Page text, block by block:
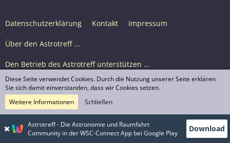
Datenschutzerklärung Kontakt Impressum
Über den Astrotreff ...
Den Betrieb des Astrotreff unterstützen ...
Nutzungsbedingungen
© Astrotreff 2001-2026, lizenziert unter CC BY-SA,
sofern für einzelne Inhalte nicht anders angegeben
Astrotreff - Die Astronomie und Raumfahrt
Community in der WSC-Connect App bei Google Play
Download
Diese Seite verwendet Cookies. Durch die Nutzung unserer Seite erklären
Sie sich damit einverstanden, dass wir Cookies setzen.
Weitere Informationen
Schließen